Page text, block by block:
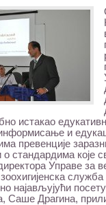
истакао
и
превенције
стандардима које
Управе за
најављујући
Саше Драгина,